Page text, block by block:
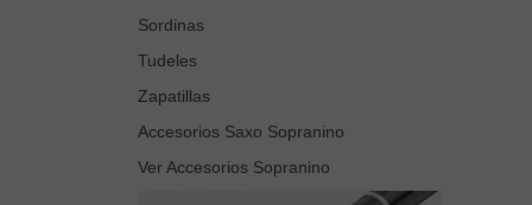
Sordinas
Tudeles
Zapatillas
Accesorios Saxo Sopranino
Ver Accesorios Sopranino